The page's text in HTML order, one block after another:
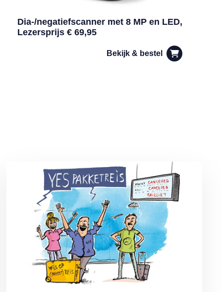
Dia-/negatiefscanner met 8 MP en LED,
Lezersprijs € 69,95
Bekijk & bestel
Lees meer over De voordelen van een pakketreis volgens MAX